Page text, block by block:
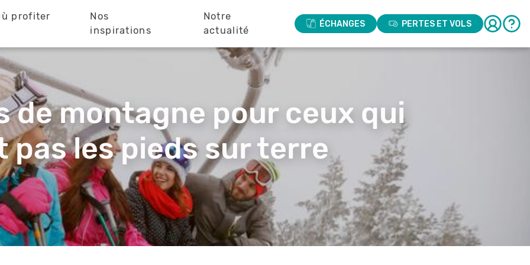
profiter
Nos
inspirations
Notre
actualité
ÉCHANGES PERTES ET VOLS
de montagne pour ceux qui
pas les pieds sur terre